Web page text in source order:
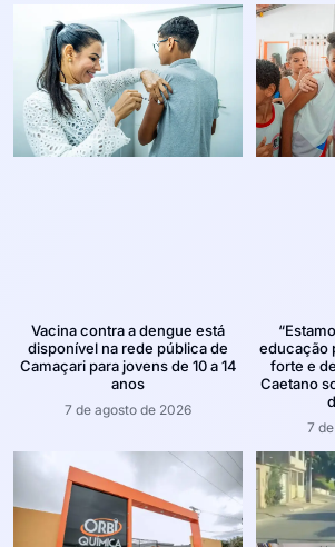
Vacina contra a dengue está
disponível na rede pública de
Camaçari para jovens de 10 a 14
anos
7 de agosto de 2026
educação
forte e
Caetano
7